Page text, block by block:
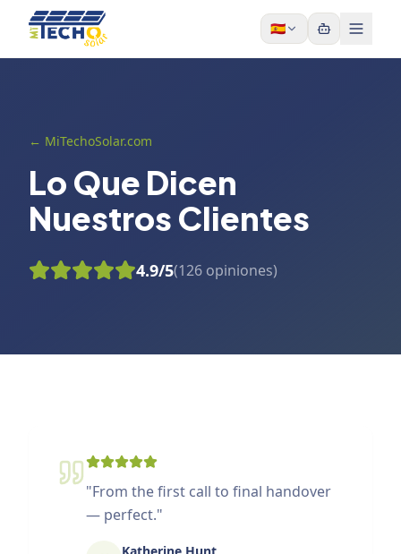
Skip to content
🇪🇸
← MiTechoSolar.com
Lo Que Dicen
Nuestros Clientes
4.9/5(126 opiniones)
"From the first call to final handover
— perfect."